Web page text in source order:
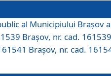
al Municipiului Braşov a
Brașov, nr. cad.
Brașov, nr. cad.